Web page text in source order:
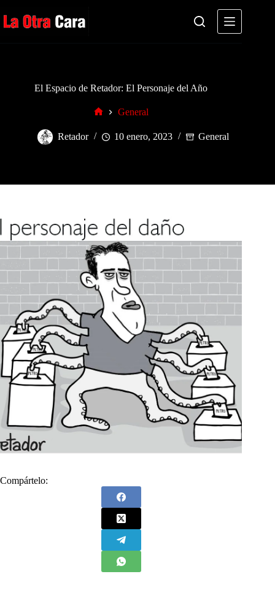
al
contenido
El Espacio de Retador: El Personaje del Año
General
Retador 10 enero, 2023 General
Compártelo: